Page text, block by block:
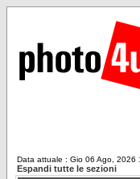
Data attuale : Gio 06 Ago, 2026
Espandi tutte le sezioni